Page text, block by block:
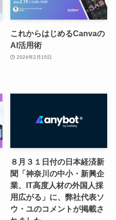
これからはじめるCanvaの
AI活用術
2024年2月15日
８月３１日付の日本経済新
聞「神奈川の中小・新興企
業、IT高度人材の外国人採
用広がる」に、弊社代表ソ
ウ・ユのコメントが掲載さ